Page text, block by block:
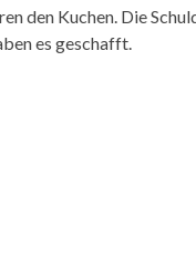
den Kuchen. Die
es geschafft.